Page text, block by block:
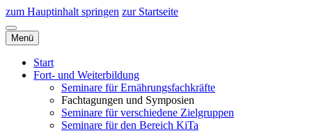
zum Hauptinhalt springen zur Startseite
Menü
Start
Fort- und Weiterbildung
Seminare für Ernährungsfachkräfte
Fachtagungen und Symposien
Seminare für verschiedene Zielgruppen
Seminare für den Bereich KiTa